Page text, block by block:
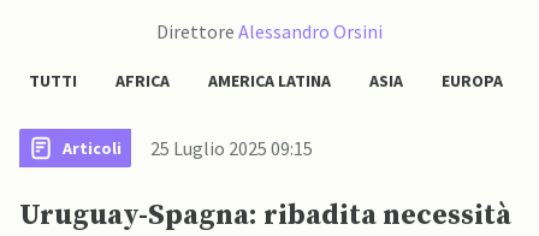
Direttore Alessandro Orsini
TUTTI AFRICA AMERICA LATINA ASIA EUROPA
Articoli 25 Luglio 2025 09:15
Uruguay-Spagna: ribadita necessità